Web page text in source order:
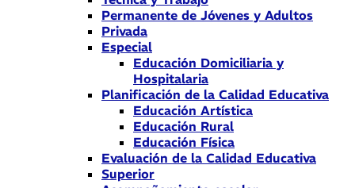
Permanente de Jóvenes y Adultos
Privada
Especial
Educación Domiciliaria y
Hospitalaria
Planificación de la Calidad Educativa
Educación Artística
Educación Rural
Educación Física
Evaluación de la Calidad Educativa
Superior